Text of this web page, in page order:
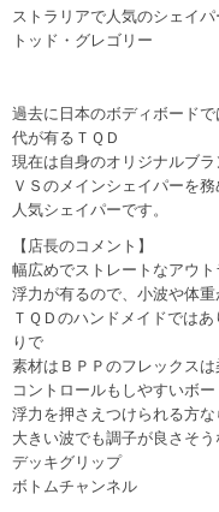
ストラリアで人気のシェイパ
トッド・グレゴリー
過去に日本のボディボード
代が有るＴＱＤ
現在は自身のオリジナルブ
ＶＳのメインシェイパーを務
人気シェイパーです。
【店長のコメント】
幅広めでストレートなアウト
浮力が有るので、小波や体重
ＴＱＤのハンドメイドでは
りで
素材はＢＰＰのフレックスは
コントロールもしやすいボー
浮力を押さえつけられる方
大きい波でも調子が良さそう
デッキグリップ
ボトムチャンネル